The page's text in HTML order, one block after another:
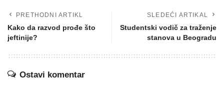
PRETHODNI ARTIKL
Kako da razvod prođe što
jeftinije?
SLEDEĆI ARTIKAL
Studentski vodič za traženje
stanova u Beogradu
Ostavi komentar